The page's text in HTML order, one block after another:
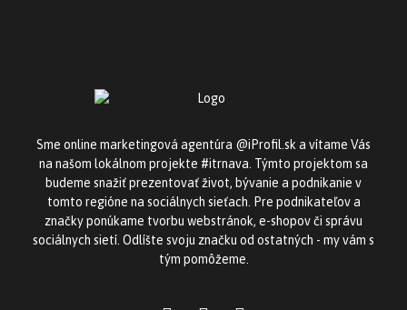
Sme online marketingová agentúra @iProfil.sk a vítame Vás
na našom lokálnom projekte #itrnava. Týmto projektom sa
budeme snažiť prezentovať život, bývanie a podnikanie v
tomto regióne na sociálnych sieťach. Pre podnikateľov a
značky ponúkame tvorbu webstránok, e-shopov či správu
sociálnych sietí. Odlíšte svoju značku od ostatných - my vám s
tým pomôžeme.